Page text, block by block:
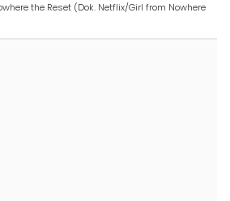
the Reset (Dok. Netflix/Girl from Nowhere